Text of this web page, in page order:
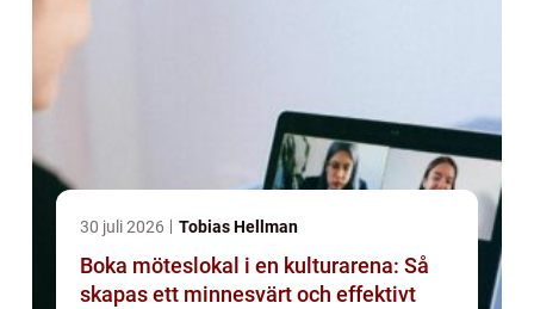
30 juli 2026 Tobias Hellman
Boka möteslokal i en kulturarena: Så
skapas ett minnesvärt och effektivt